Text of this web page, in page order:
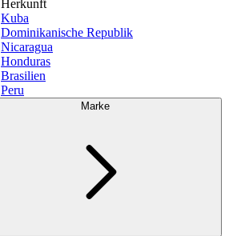
Herkunft
Kuba
Dominikanische Republik
Nicaragua
Honduras
Brasilien
Peru
Marke